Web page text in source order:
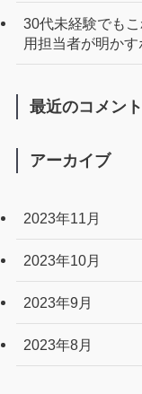
30代未経験でも
用担当者が明か
最近のコメント
アーカイブ
2023年11月
2023年10月
2023年9月
2023年8月